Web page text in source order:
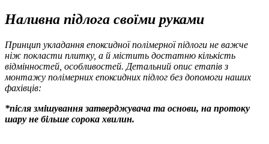
Наливна підлога своїми руками
Принцип укладання епоксидної полімерної підлоги не важче
ніж покласти плитку, а й містить достатню кількість
відмінностей, особливостей. Детальний опис етапів з
монтажу полімерних епоксидних підлог без допомоги наших
фахівців:
*після змішування затверджувача та основи, на протоку
шару не більше сорока хвилин.